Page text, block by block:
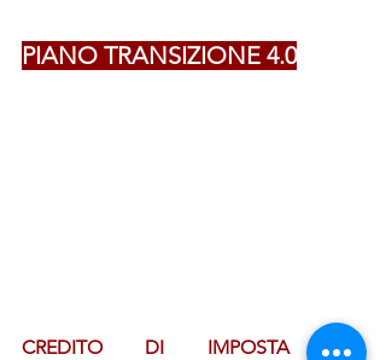
PIANO TRANSIZIONE 4.0
CREDITO DI IMPOSTA PER